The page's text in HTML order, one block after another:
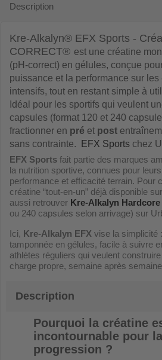
Description
Kre-Alkalyn® EFX Sports -
CORRECT® est une créatine
(pH-correct) en gélules, conçue
puissance et la performance sur les
intensifs, tout en restant simple à
Idéal pour les sportifs qui veulent
capsules (format 120 et 240
fractionner en pré et post
sans contrainte.
EFX Sports chez
EFX Sports fait partie des marques
la nutrition sportive, connues pour
performance et efficacité terrain. Pour
créatine “tout-en-un” déjà disponible
aussi retrouver Kre-Alkalyn
ou 240 capsules selon arrivage) sur
Ici, Kre-Alkalyn EFX vise la simplicité
tamponnée en gélules, facile à suivre
athlètes réguliers qui veulent
charge propre, semaine après
Description
Pourquoi la créatine
incontournable pour
progression ?